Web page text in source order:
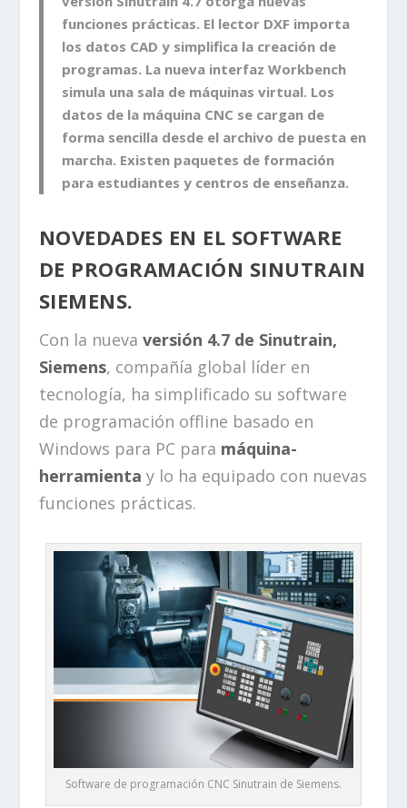
funciones prácticas. El lector DXF importa
los datos CAD y simplifica la creación de
programas. La nueva interfaz Workbench
simula una sala de máquinas virtual. Los
datos de la máquina CNC se cargan de
forma sencilla desde el archivo de puesta en
marcha. Existen paquetes de formación
para estudiantes y centros de enseñanza.
NOVEDADES EN EL SOFTWARE
DE PROGRAMACIÓN SINUTRAIN
SIEMENS.
Con la nueva versión 4.7 de Sinutrain,
Siemens, compañía global líder en
tecnología, ha simplificado su software
de programación offline basado en
Windows para PC para máquina-
herramienta y lo ha equipado con nuevas
funciones prácticas.
Software de programación CNC Sinutrain de Siemens.